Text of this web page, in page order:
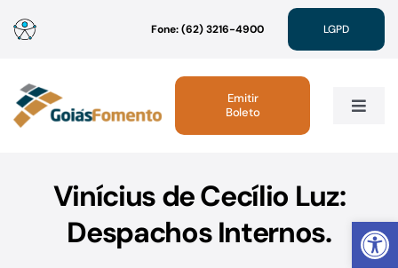
Abrir
para
conteúdo
Fone: (62) 3216-4900 LGPD
Toggle
Linhas de Crédito
Emitir
Boleto
Vinícius de Cecílio Luz:
Despachos Internos.